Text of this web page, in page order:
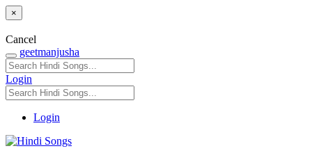
×
Cancel
geetmanjusha
Login
Login